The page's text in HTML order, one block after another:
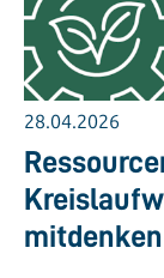
28.04.2026
mitdenken